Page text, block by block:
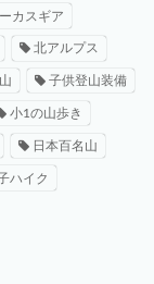
カスギア
北アルプス
子供登山装備
小1の山歩き
日本百名山
ハイク